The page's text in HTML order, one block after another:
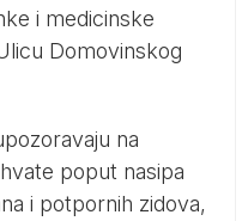
i medicinske
Domovinskog
na
poput nasipa
i potpornih zidova,